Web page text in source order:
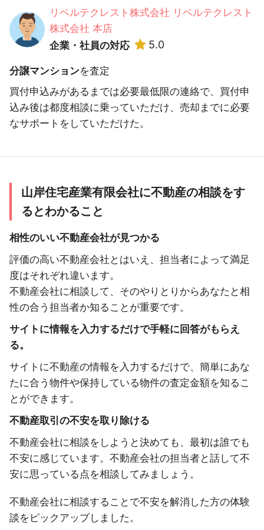
リベルテクレスト株式会社 リベルテクレスト
株式会社 本店
企業・社員の対応
5.0
分譲マンションを査定
買付申込みがあるまでは必要最低限の連絡で、買付申
込み後は都度相談に乗っていただけ、売却までに必要
なサポートをしていただけた。
山岸住宅産業有限会社に不動産の相談をす
るとわかること
相性のいい不動産会社が見つかる
評価の高い不動産会社とはいえ、担当者によって満足
度はそれぞれ違います。
不動産会社に相談して、そのやりとりからあなたと相
性の合う担当者か知ることが重要です。
サイトに情報を入力するだけで手軽に回答がもらえ
る。
サイトに不動産の情報を入力するだけで、簡単にあな
たに合う物件や保持している物件の査定金額を知るこ
とができます。
不動産取引の不安を取り除ける
不動産会社に相談をしようと決めても、最初は誰でも
不安に感じています。不動産会社の担当者と話して不
安に思っている点を相談してみましょう。
不動産会社に相談することで不安を解消した方の体験
談をピックアップしました。